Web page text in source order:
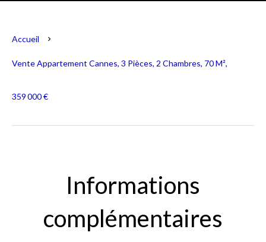
Accueil
Vente Appartement Cannes, 3 Pièces, 2 Chambres, 70 M²,
359 000 €
Informations
complémentaires